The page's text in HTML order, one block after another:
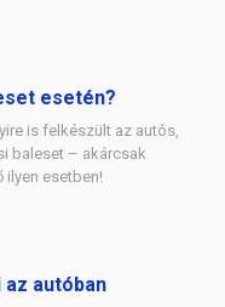
esetén?
is felkészült az autós,
baleset – akárcsak
ilyen esetben!
autóban